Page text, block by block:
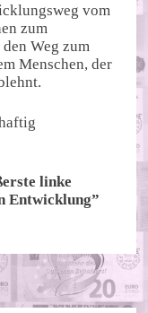
vom
zum
Weg zum
Menschen, der
linke
Entwicklung”